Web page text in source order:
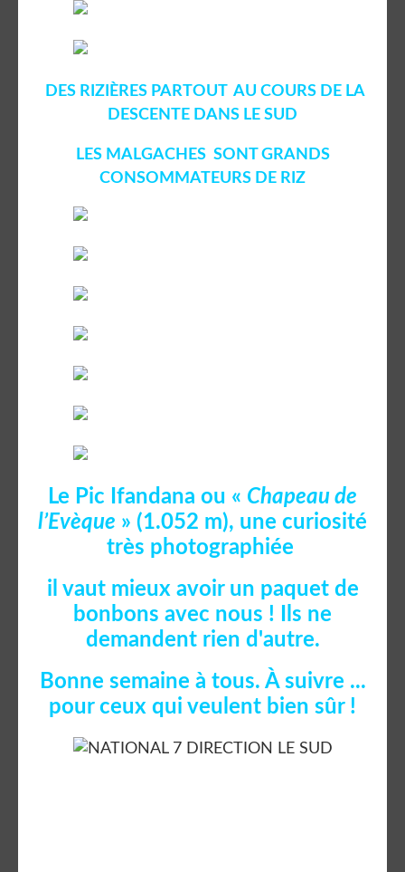
DES RIZIÈRES PARTOUT AU COURS DE LA
DESCENTE DANS LE SUD
LES MALGACHES SONT GRANDS
CONSOMMATEURS DE RIZ
Le Pic Ifandana ou « Chapeau de
l’Evèque » (1.052 m), une curiosité
très photographiée
il vaut mieux avoir un paquet de
bonbons avec nous ! Ils ne
demandent rien d'autre.
Bonne semaine à tous. À suivre ...
pour ceux qui veulent bien sûr !